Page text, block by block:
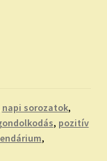
napi sorozatok,
, pozitív
,